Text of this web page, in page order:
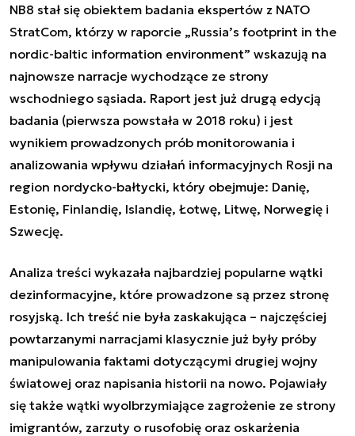
NB8 stał się obiektem badania ekspertów z NATO
StratCom, którzy w raporcie „Russia’s footprint in the
nordic-baltic information environment” wskazują na
najnowsze narracje wychodzące ze strony
wschodniego sąsiada. Raport jest już drugą edycją
badania (pierwsza powstała w 2018 roku) i jest
wynikiem prowadzonych prób monitorowania i
analizowania wpływu działań informacyjnych Rosji na
region nordycko-bałtycki, który obejmuje: Danię,
Estonię, Finlandię, Islandię, Łotwę, Litwę, Norwegię i
Szwecję.
Analiza treści wykazała najbardziej popularne wątki
dezinformacyjne, które prowadzone są przez stronę
rosyjską. Ich treść nie była zaskakująca – najczęściej
powtarzanymi narracjami klasycznie już były próby
manipulowania faktami dotyczącymi drugiej wojny
światowej oraz napisania historii na nowo. Pojawiały
się także wątki wyolbrzymiające zagrożenie ze strony
imigrantów, zarzuty o rusofobię oraz oskarżenia